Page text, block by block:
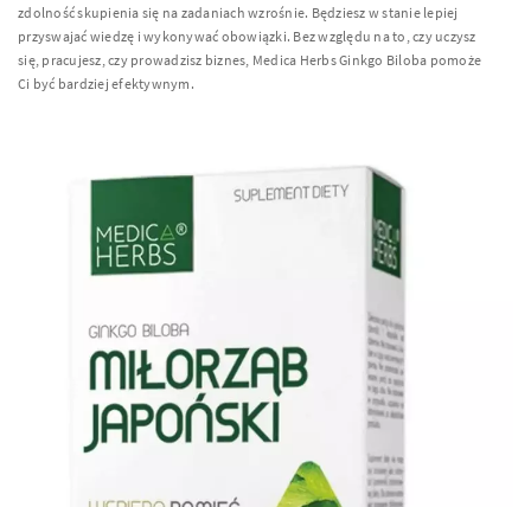
zdolność skupienia się na zadaniach wzrośnie. Będziesz w stanie lepiej
przyswajać wiedzę i wykonywać obowiązki. Bez względu na to, czy uczysz
się, pracujesz, czy prowadzisz biznes, Medica Herbs Ginkgo Biloba pomoże
Ci być bardziej efektywnym.